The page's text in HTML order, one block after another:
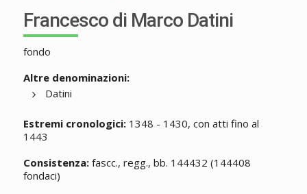
Francesco di Marco Datini
fondo
Altre denominazioni:
Datini
Estremi cronologici:1348 - 1430, con atti fino al
1443
Consistenza:fascc., regg., bb. 144432 (144408
fondaci)